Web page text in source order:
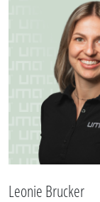
Leonie Brucker